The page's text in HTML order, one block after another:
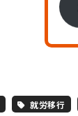
就労移行